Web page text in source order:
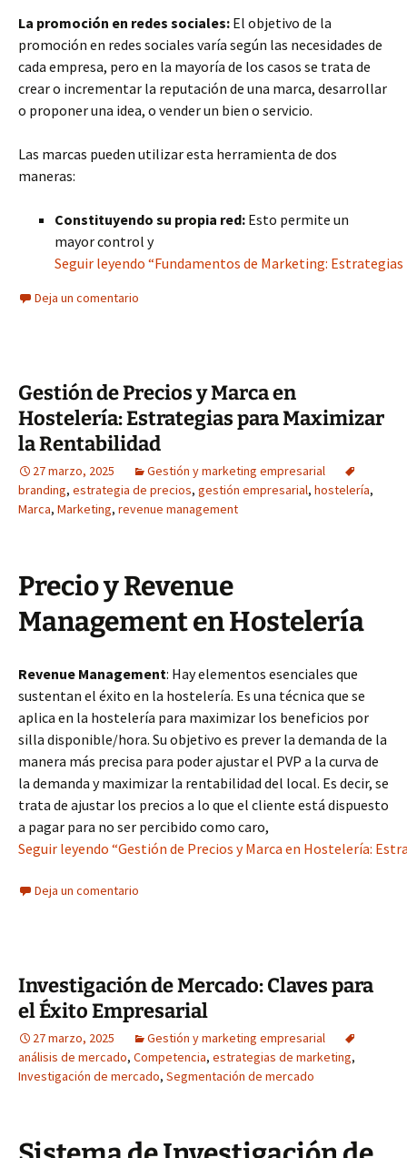
La promoción en redes sociales: El objetivo de la
promoción en redes sociales varía según las necesidades de
cada empresa, pero en la mayoría de los casos se trata de
crear o incrementar la reputación de una marca, desarrollar
o proponer una idea, o vender un bien o servicio.
Las marcas pueden utilizar esta herramienta de dos
maneras:
Constituyendo su propia red: Esto permite un
mayor control y
Seguir leyendo “Fundamentos de Marketing:
Deja un comentario
Gestión de Precios y Marca en
Hostelería: Estrategias para Maximizar
la Rentabilidad
27 marzo, 2025
Gestión y marketing empresarial
branding, estrategia de precios, gestión empresarial, hostelería,
Marca, Marketing, revenue management
Precio y Revenue
Management en Hostelería
Revenue Management: Hay elementos esenciales que
sustentan el éxito en la hostelería. Es una técnica que se
aplica en la hostelería para maximizar los beneficios por
silla disponible/hora. Su objetivo es prever la demanda de la
manera más precisa para poder ajustar el PVP a la curva de
la demanda y maximizar la rentabilidad del local. Es decir, se
trata de ajustar los precios a lo que el cliente está dispuesto
a pagar para no ser percibido como caro,
Seguir leyendo “Gestión de Precios y Marca en Hostelería:
Deja un comentario
Investigación de Mercado: Claves para
el Éxito Empresarial
27 marzo, 2025
Gestión y marketing empresarial
análisis de mercado, Competencia, estrategias de marketing,
Investigación de mercado, Segmentación de mercado